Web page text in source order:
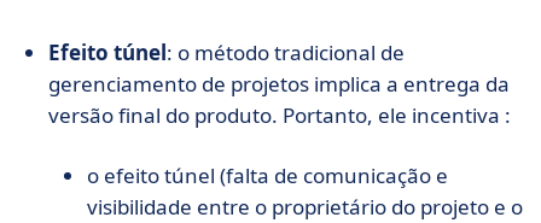
Efeito túnel: o método tradicional de
gerenciamento de projetos implica a entrega da
versão final do produto. Portanto, ele incentiva :
o efeito túnel (falta de comunicação e
visibilidade entre o proprietário do projeto e o